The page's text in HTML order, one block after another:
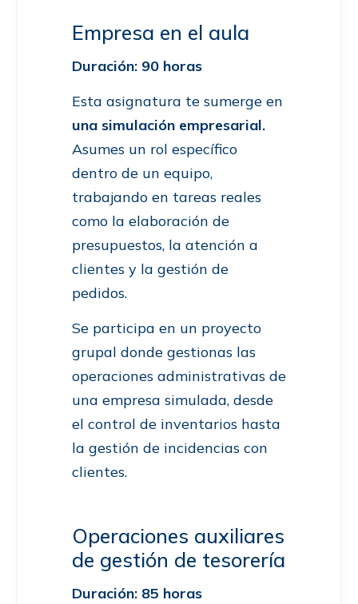
Empresa en el aula
Duración: 90 horas
Esta asignatura te sumerge en
una simulación empresarial.
Asumes un rol específico
dentro de un equipo,
trabajando en tareas reales
como la elaboración de
presupuestos, la atención a
clientes y la gestión de
pedidos.
Se participa en un proyecto
grupal donde gestionas las
operaciones administrativas de
una empresa simulada, desde
el control de inventarios hasta
la gestión de incidencias con
clientes.
Operaciones auxiliares
de gestión de tesorería
Duración: 85 horas